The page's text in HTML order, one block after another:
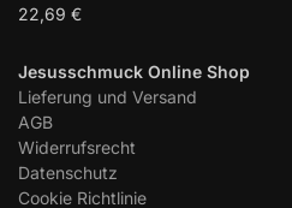
22,69 €
Jesusschmuck Online Shop
Lieferung und Versand
AGB
Widerrufsrecht
Datenschutz
Cookie Richtlinie